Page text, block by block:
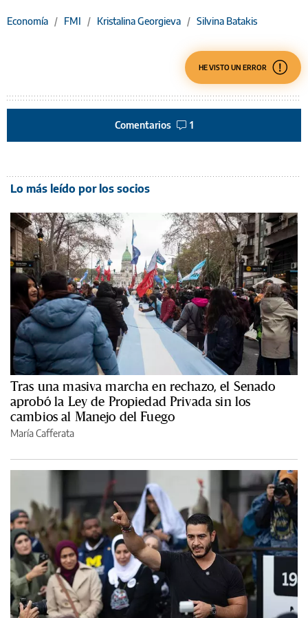
Economía / FMI / Kristalina Georgieva / Silvina Batakis
HE VISTO UN ERROR
Comentarios 1
Lo más leído por los socios
Tras una masiva marcha en rechazo, el Senado
aprobó la Ley de Propiedad Privada sin los
cambios al Manejo del Fuego
María Cafferata